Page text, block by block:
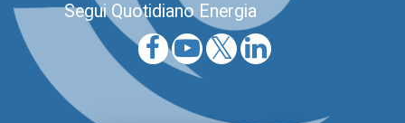
Segui Quotidiano Energia